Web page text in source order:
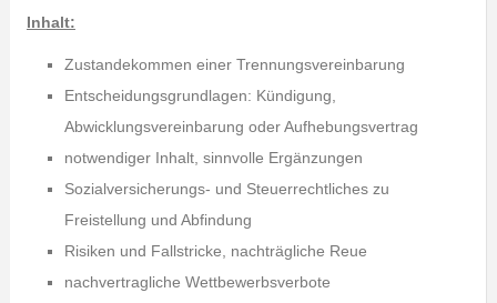
Inhalt:
Zustandekommen einer Trennungsvereinbarung
Entscheidungsgrundlagen: Kündigung,
Abwicklungsvereinbarung oder Aufhebungsvertrag
notwendiger Inhalt, sinnvolle Ergänzungen
Sozialversicherungs- und Steuerrechtliches zu
Freistellung und Abfindung
Risiken und Fallstricke, nachträgliche Reue
nachvertragliche Wettbewerbsverbote